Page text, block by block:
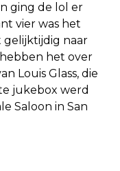
ging de lol er
vier was het
gelijktijdig naar
het over
Louis Glass, die
jukebox werd
Saloon in San